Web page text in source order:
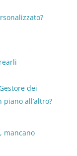
dei
all’altro?
mancano